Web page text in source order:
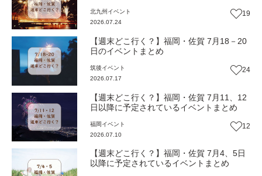
北九州 イベント
2026.07.24
19
【週末どこ行く？】福岡・佐賀 7月18－20
日のイベントまとめ
筑後イベント
2026.07.17
24
【週末どこ行く？】福岡・佐賀 7月11、12
日以降に予定されているイベントまとめ
福岡 イベント
2026.07.10
12
【週末どこ行く？】福岡・佐賀 7月4、5日
以降に予定されているイベントまとめ